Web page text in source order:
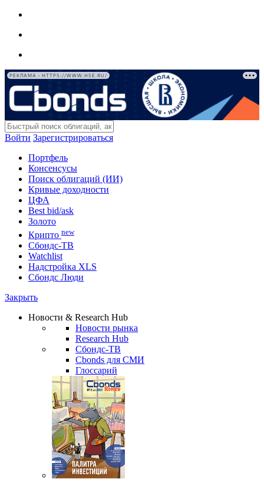
РЕКЛАМА • HTTPS://WWW.HSE.RU/
Войти Зарегистрироваться
Портфель
Консенсусы
Поиск облигаций (ИИ)
Кривые доходности
ЦФА
Best bid/ask
Золото
Крипто new
Сбондс-ТВ
Watchlist
Надстройка XLS
Сбондс Люди
Закрыть
Новости & Research Hub
Новости рынка
Research Hub
Сбондс-ТВ
Cbonds для СМИ
Глоссарий